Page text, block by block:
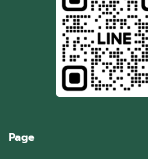
Page